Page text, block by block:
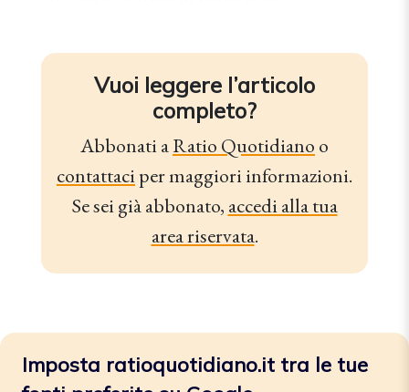
Vuoi leggere l’articolo
completo?
Abbonati aRatio Quotidiano o
contattaciper maggiori informazioni.
Se sei già abbonato, accedi alla tua
area riservata.
Imposta ratioquotidiano.it tra le tue